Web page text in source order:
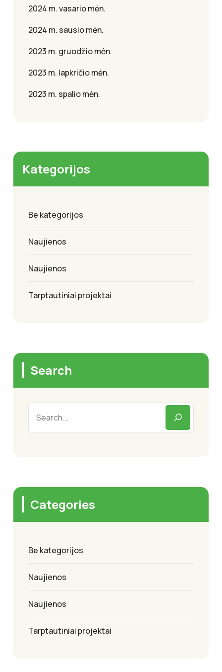
2024 m. vasario mėn.
2024 m. sausio mėn.
2023 m. gruodžio mėn.
2023 m. lapkričio mėn.
2023 m. spalio mėn.
Kategorijos
Be kategorijos
Naujienos
Naujienos
Tarptautiniai projektai
Search
Categories
Be kategorijos
Naujienos
Naujienos
Tarptautiniai projektai